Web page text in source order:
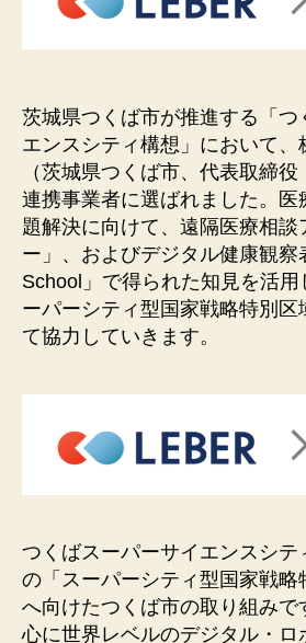
茨城県つくば市が推進する「つ
エンスシティ構想」において、
（茨城県つくば市、代表取締
連携事業者に選ばれました。医
題解決に向けて、遠隔医療相談
ー」、およびデジタル健康観察
School」で得られた知見を活用
ーパーシティ型国家戦略特別区
て協力していきます。
つくばスーパーサイエンスシテ
の「スーパーシティ型国家戦略
へ向けたつくば市の取り組みで
心に世界レベルのデジタル・ロ